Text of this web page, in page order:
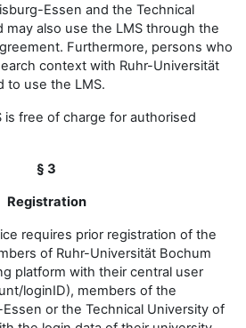
Essen and the Technical
may also use the LMS through the
Furthermore, persons who
context with Ruhr-Universität
to use the LMS.
is free of charge for authorised
§ 3
Registration
requires prior registration of the
of Ruhr-Universität Bochum
platform with their central user
loginID), members of the
or the Technical University of